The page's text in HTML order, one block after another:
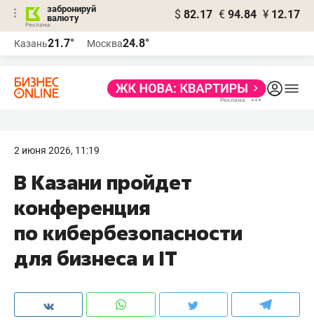
забронируй
валюту
$ 82.17 € 94.84 ¥ 12.17
Казань21.7° Москва24.8°
2 июня 2026, 11:19
В Казани пройдет
конференция
по кибербезопасности
для бизнеса и IT